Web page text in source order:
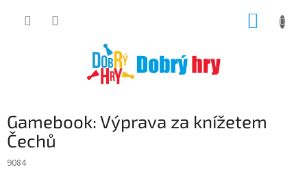
Gamebook: Výprava za knížetem
Čechů
9084